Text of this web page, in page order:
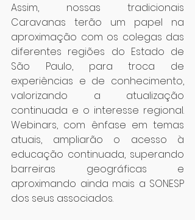
Assim, nossas tradicionais
Caravanas terão um papel na
aproximação com os colegas das
diferentes regiões do Estado de
São Paulo, para troca de
experiências e de conhecimento,
valorizando a atualização
continuada e o interesse regional.
Webinars, com ênfase em temas
atuais, ampliarão o acesso à
educação continuada, superando
barreiras geográficas e
aproximando ainda mais a SONESP
dos seus associados.